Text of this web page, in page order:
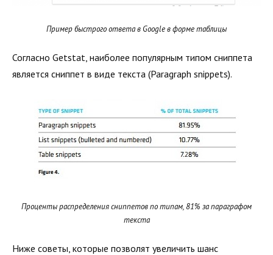
Пример быстрого ответа в Google в форме таблицы
Согласно Getstat, наиболее популярным типом сниппета
является сниппет в виде текста (Paragraph snippets).
Проценты распределения сниппетов по типам, 81% за параграфом
текста
Ниже советы, которые позволят увеличить шанс